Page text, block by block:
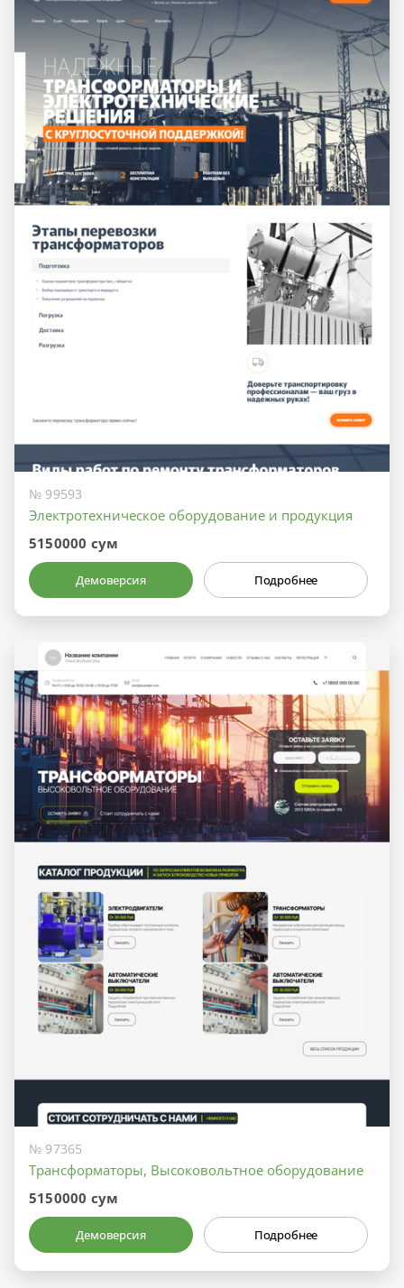
№ 99593
Электротехническое оборудование и продукция
5150000 сум
Демоверсия Подробнее
№ 97365
Трансформаторы, Высоковольтное оборудование
5150000 сум
Демоверсия Подробнее